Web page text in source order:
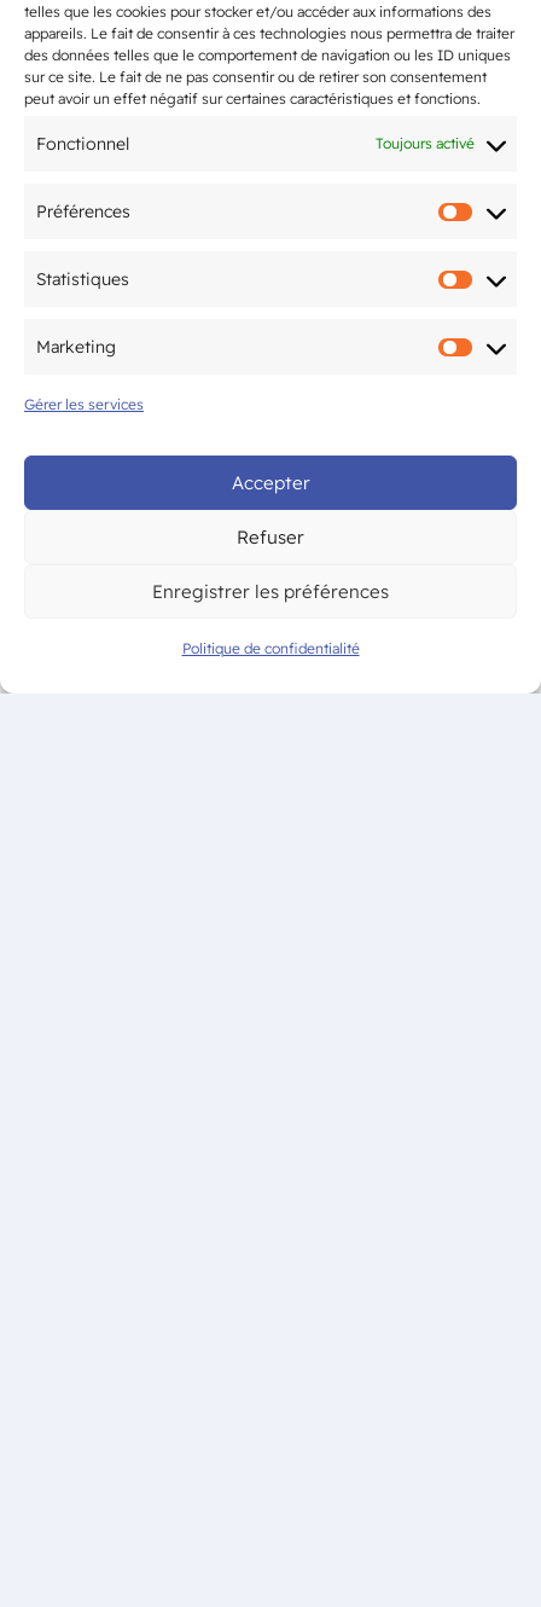
telles que les cookies pour stocker et/ou accéder aux informations des
appareils. Le fait de consentir à ces technologies nous permettra de traiter
des données telles que le comportement de navigation ou les ID uniques
sur ce site. Le fait de ne pas consentir ou de retirer son consentement
peut avoir un effet négatif sur certaines caractéristiques et fonctions.
Fonctionnel Toujours activé
Préférences
Statistiques
Marketing
Gérer les services
Accepter
Refuser
Enregistrer les préférences
Politique de confidentialité